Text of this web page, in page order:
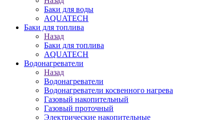
Баки для воды
AQUATECH
Баки для топлива
Назад
Баки для топлива
AQUATECH
Водонагреватели
Назад
Водонагреватели
Водонагреватели косвенного нагрева
Газовый накопительный
Газовый проточный
Электрические накопительные